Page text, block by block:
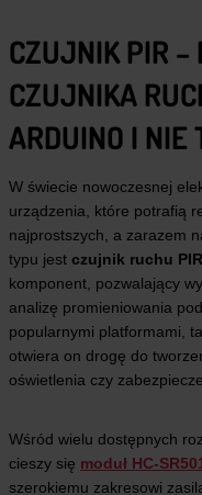
CZUJNIK PIR –
CZUJNIKA
ARDUINO I NIE
W świecie nowoczesnej
urządzenia, które potrafią
najprostszych, a zarazem
typu jest czujnik ruchu PIR
komponent, pozwalający
analizę promieniowania
popularnymi platformami,
otwiera on drogę do
oświetlenia czy
Wśród wielu dostępnych
cieszy się moduł HC-
szerokiemu zakresowi